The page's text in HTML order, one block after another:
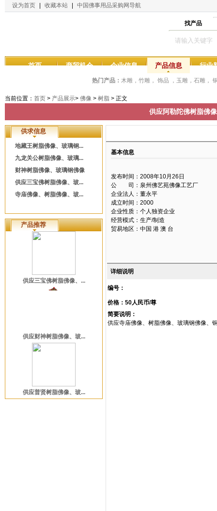
设为首页 收藏本站 中国佛事用品采购网导航
找产品
首页 商贸机会 企业信息 产品信息 行业
热门产品： 木雕，竹雕， 饰品 ，玉雕，石雕，
当前位置： 首页 > 产品展示> 佛像 > 树脂 > 正文
供应阿勒陀佛树脂佛
供求信息
地藏王树脂佛像、玻璃钢...
九龙关公树脂佛像、玻璃...
财神树脂佛像、玻璃钢佛像
供应三宝佛树脂佛像、玻...
寺庙佛像、树脂佛像、玻...
产品推荐
供应三宝佛树脂佛像、...
供应财神树脂佛像、玻...
供应普贤树脂佛像、玻...
基本信息
发布时间：2008年10月26日
公 司：泉州佛艺苑佛像工艺厂
企业法人：董永平
成立时间：2000
企业性质：个人独资企业
经营模式：生产/制造
贸易地区：中国 港 澳 台
详细说明
编号：
价格：50人民币/尊
简要说明：
供应寺庙佛像、树脂佛像、玻璃钢佛像、